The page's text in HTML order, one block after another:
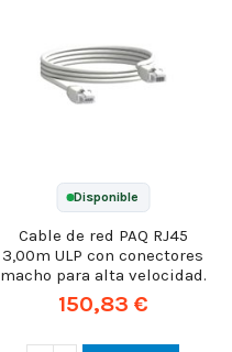
Disponible
Cable de red PAQ RJ45
3,00m ULP con conectores
macho para alta velocidad.
150,83 €